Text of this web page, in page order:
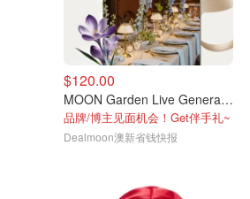
$120.00
MOON Garden Live General门票
品牌/博主见面机会！Get伴手礼~
Dealmoon澳新省钱快报